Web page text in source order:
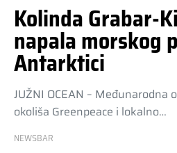
Kolinda Grabar-
napala morskog
Antarktici
JUŽNI OCEAN – Međunarodna
okoliša Greenpeace i lokalno…
NEWSBAR